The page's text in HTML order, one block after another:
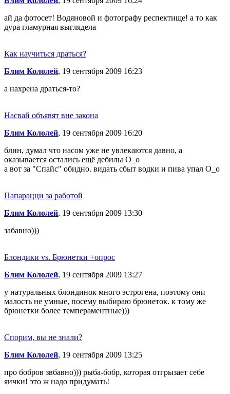
ай да фотосет! Водяновой и фотографу респектище! а то как
дура гламурная выглядела
Как научиться драться?
Блим Кололей, 19 сентября 2009 16:23
а нахрена драться-то?
Насвай объявят вне закона
Блим Кололей, 19 сентября 2009 16:20
блин, думал что насом уже не увлекаются давно, а
оказывается остались ещё дебилы О_о
а вот за "Спайс" обидно. видать сбыт водки и пива упал О_о
Папарацци за работой
Блим Кололей, 19 сентября 2009 13:30
забавно)))
Блондики vs. Брюнетки +опрос
Блим Кололей, 19 сентября 2009 13:27
у натуральных блондинок много эстрогена, поэтому они
малость не умные, посему выбираю брюнеток. к тому же
брюнетки более темпераментные)))
Спорим, вы не знали?
Блим Кололей, 19 сентября 2009 13:25
про бобров звбавно))) рыба-бобр, которая отгрызает себе
яички! это ж надо придумать!